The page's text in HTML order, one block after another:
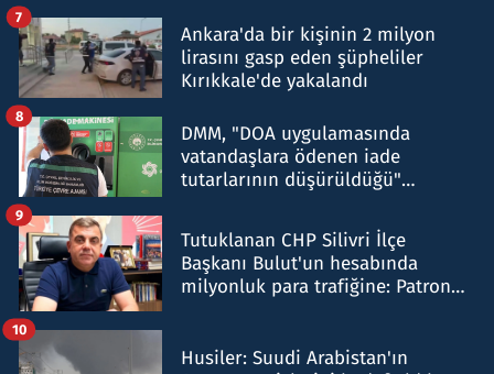
Ankara'da bir kişinin 2 milyon
lirasını gasp eden şüpheliler
Kırıkkale'de yakalandı
7
DMM, "DOA uygulamasında
vatandaşlara ödenen iade
tutarlarının düşürüldüğü"
8
Tutuklanan CHP Silivri İlçe
Başkanı Bulut'un hesabında
milyonluk para trafiğine: Patron
9
Husiler: Suudi Arabistan'ın
10